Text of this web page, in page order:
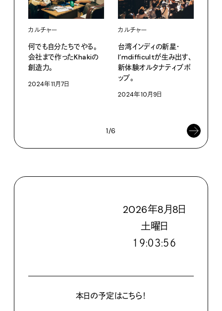
カルチャー
何でも自分たちでやる。
会社まで作ったKhakiの
創造力。
2024年11月7日
カルチャー
台湾インディの新星・
I’mdifficultが生み出す、
新体験オルタナティブポ
ップ。
2024年10月9日
1/6
2026年8月8日
土曜日
１９:０３:５７
本日の予定はこちら！